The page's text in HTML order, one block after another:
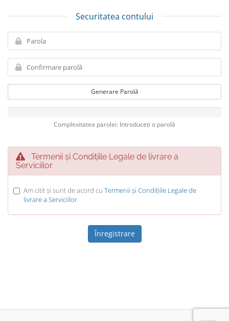
Securitatea contului
Generare Parolă
Complexitatea parolei: Introduceți o parolă
Termenii și Condițiile Legale de livrare a
Serviciilor
Am citit și sunt de acord cu Termenii și Condițiile Legale de
livrare a Serviciilor